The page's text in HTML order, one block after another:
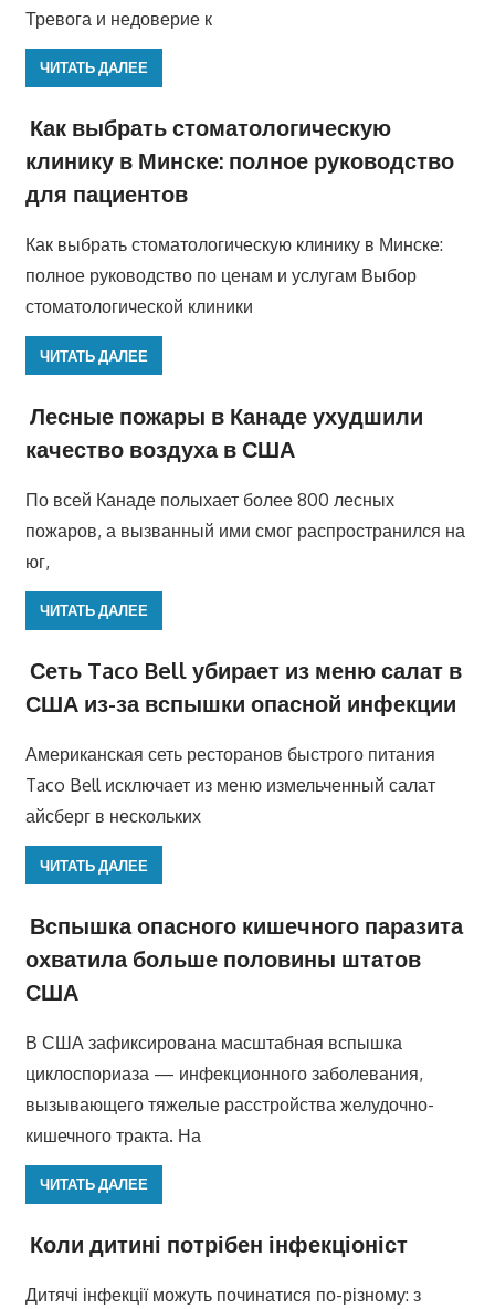
Тревога и недоверие к
ЧИТАТЬ ДАЛЕЕ
Как выбрать стоматологическую
клинику в Минске: полное руководство
для пациентов
Как выбрать стоматологическую клинику в Минске:
полное руководство по ценам и услугам Выбор
стоматологической клиники
ЧИТАТЬ ДАЛЕЕ
Лесные пожары в Канаде ухудшили
качество воздуха в США
По всей Канаде полыхает более 800 лесных
пожаров, а вызванный ими смог распространился на
юг,
ЧИТАТЬ ДАЛЕЕ
Сеть Taco Bell убирает из меню салат в
США из-за вспышки опасной инфекции
Американская сеть ресторанов быстрого питания
Taco Bell исключает из меню измельченный салат
айсберг в нескольких
ЧИТАТЬ ДАЛЕЕ
Вспышка опасного кишечного паразита
охватила больше половины штатов
США
В США зафиксирована масштабная вспышка
циклоспориаза — инфекционного заболевания,
вызывающего тяжелые расстройства желудочно-
кишечного тракта. На
ЧИТАТЬ ДАЛЕЕ
Коли дитині потрібен інфекціоніст
Дитячі інфекції можуть починатися по-різному: з